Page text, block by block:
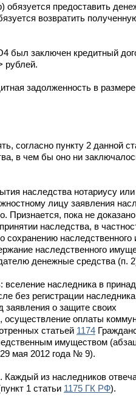
обязуется предоставить
возвратить
был заключен кредитный
рублей.
задолженность в
согласно пункту 2 данной
в чем бы оно ни
наследства нотариусу или
лицу заявления
Признается, пока не
наследства, в
наследственного
наследственного
денежные средства (п.
вселение наследника в
без регистрации
заявления о защите своих
осуществление оплаты
статьей 1174
имуществом
мая 2012 года № 9).
из наследников
1 статьи 1175 ГК РФ).